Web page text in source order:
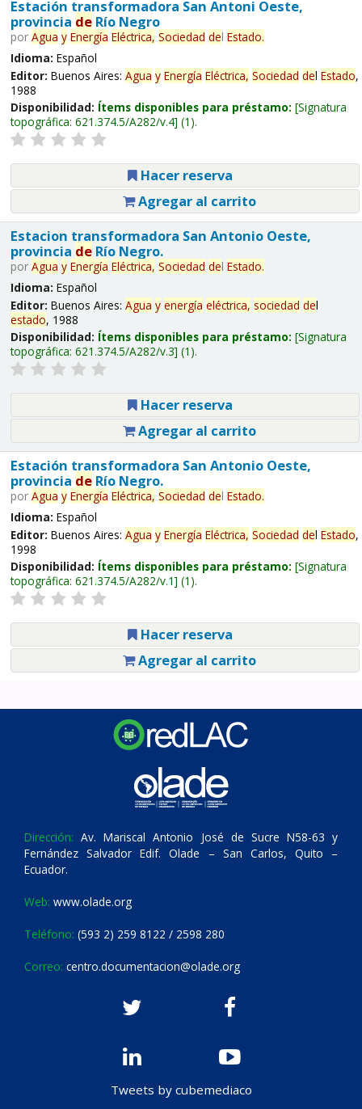
Estación transformadora San Antoni Oeste,
provincia deRío Negro
por Agua y Energía Eléctrica, Sociedad del Estado.
Idioma: Español
Editor: Buenos Aires: Agua y Energía Eléctrica, Sociedad del Estado,
1988
Disponibilidad: Ítems disponibles para préstamo: Signatura
topográfica: 621.374.5/A282/v.4 (1).
Hacer reserva
Agregar al carrito
Estacion transformadora San Antonio Oeste,
provincia deRío Negro.
por Agua y Energía Eléctrica, Sociedad del Estado.
Idioma: Español
Editor: Buenos Aires: Agua y energía eléctrica, sociedad del
estado, 1988
Disponibilidad: Ítems disponibles para préstamo: Signatura
topográfica: 621.374.5/A282/v.3 (1).
Hacer reserva
Agregar al carrito
Estación transformadora San Antonio Oeste,
provincia deRío Negro.
por Agua y Energía Eléctrica, Sociedad del Estado.
Idioma: Español
Editor: Buenos Aires: Agua y Energía Eléctrica, Sociedad del Estado,
1998
Disponibilidad: Ítems disponibles para préstamo: Signatura
topográfica: 621.374.5/A282/v.1 (1).
Hacer reserva
Agregar al carrito
Dirección: Av. Mariscal Antonio José de Sucre N58-63 y
Fernández Salvador Edif. Olade – San Carlos, Quito –
Ecuador.
Web: www.olade.org
Teléfono: (593 2) 259 8122 / 2598 280
Correo: centro.documentacion@olade.org
Tweets by cubemediaco